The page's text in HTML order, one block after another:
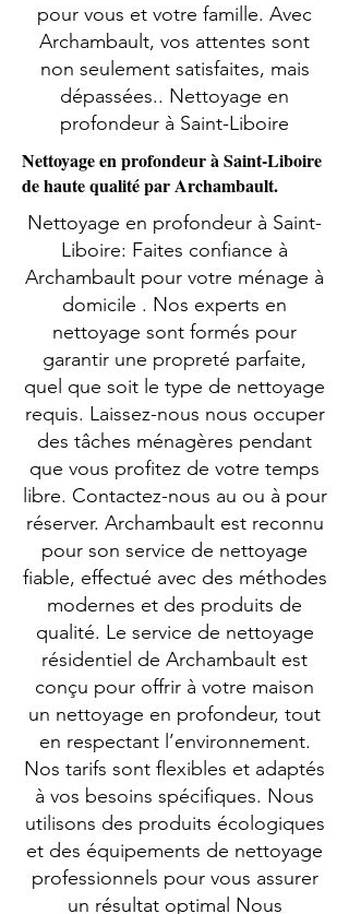
pour vous et votre famille. Avec
Archambault, vos attentes sont
non seulement satisfaites, mais
dépassées.. Nettoyage en
profondeur à Saint-Liboire
Nettoyage en profondeur à Saint-Liboire
de haute qualité par Archambault.
Nettoyage en profondeur à Saint-
Liboire: Faites confiance à
Archambault pour votre ménage à
domicile . Nos experts en
nettoyage sont formés pour
garantir une propreté parfaite,
quel que soit le type de nettoyage
requis. Laissez-nous nous occuper
des tâches ménagères pendant
que vous profitez de votre temps
libre. Contactez-nous au ou à pour
réserver. Archambault est reconnu
pour son service de nettoyage
fiable, effectué avec des méthodes
modernes et des produits de
qualité. Le service de nettoyage
résidentiel de Archambault est
conçu pour offrir à votre maison
un nettoyage en profondeur, tout
en respectant l’environnement.
Nos tarifs sont flexibles et adaptés
à vos besoins spécifiques. Nous
utilisons des produits écologiques
et des équipements de nettoyage
professionnels pour vous assurer
un résultat optimal Nous